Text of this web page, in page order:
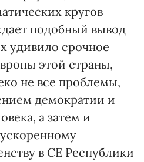
кругов
подобный вывод
удивило срочное
этой страны,
не все проблемы,
демократии и
а затем и
в СЕ Республики